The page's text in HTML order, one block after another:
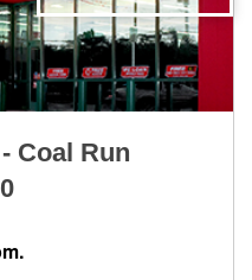
Coal Run